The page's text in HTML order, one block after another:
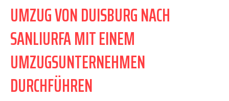
UMZUG VON DUISBURG NACH
SANLIURFA MIT EINEM
UMZUGSUNTERNEHMEN
DURCHFÜHREN